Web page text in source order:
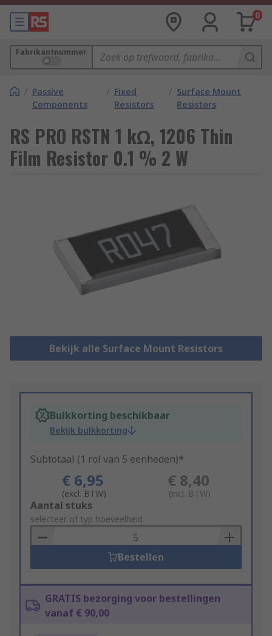
0
Fabrikantnummer
/ Passive
Components
/ Fixed
Resistors
/ Surface Mount
Resistors
RS PRO RSTN 1 kΩ, 1206 Thin
Film Resistor 0.1 % 2 W
Bekijk alle Surface Mount Resistors
Bulkkorting beschikbaar
Bekijk bulkkorting
Subtotaal (1 rol van 5 eenheden)*
€ 6,95
(excl. BTW)
€ 8,40
(incl. BTW)
Add
to
Basket
Aantal stuks
selecteer of typ hoeveelheid
Bestellen
GRATIS bezorging voor bestellingen
vanaf € 90,00